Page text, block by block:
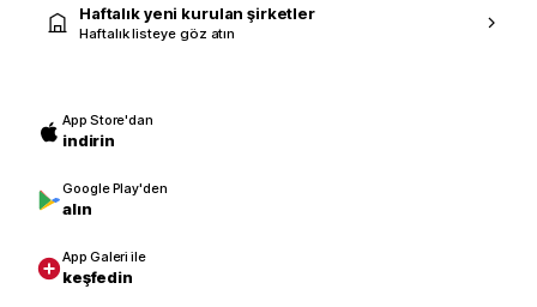
Haftalık yeni kurulan şirketler
Haftalık listeye göz atın
App Store'dan
indirin
Google Play'den
alın
App Galeri ile
keşfedin